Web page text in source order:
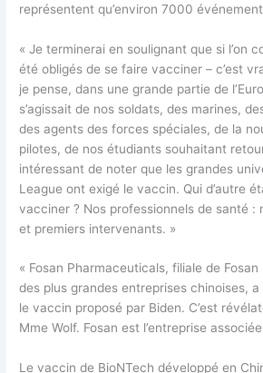
représentent qu’environ 7000
« Je terminerai en soulignant que si l’on
été obligés de se faire vacciner – c’est
je pense, dans une grande partie de
s’agissait de nos soldats, des marines,
des agents des forces spéciales, de la
pilotes, de nos étudiants souhaitant
intéressant de noter que les grandes
League ont exigé le vaccin. Qui d’autre
vacciner ? Nos professionnels de santé :
et premiers intervenants. »
« Fosan Pharmaceuticals, filiale de Fosan
des plus grandes entreprises chinoises,
le vaccin proposé par Biden. C’est
Mme Wolf. Fosan est l’entreprise
Le vaccin de BioNTech développé en